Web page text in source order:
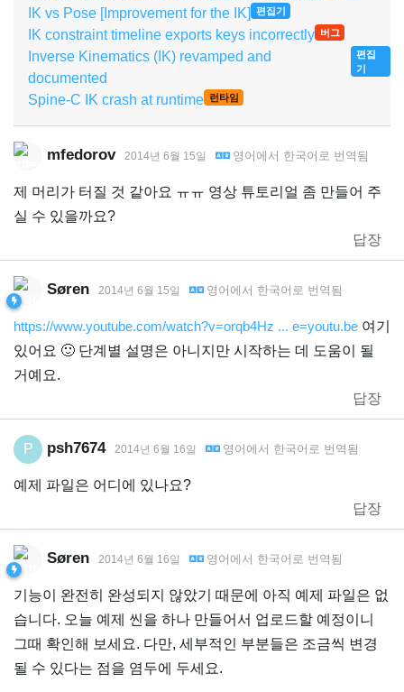
IK vs Pose [Improvement for the IK] 편집기
IK constraint timeline exports keys incorrectly 버그
Inverse Kinematics (IK) revamped and
documented
편집
기
Spine-C IK crash at runtime 런타임
mfedorov 2014년 6월 15일 영어 에서 한국어 로 번역됨
제 머리가 터질 것 같아요 ㅠㅠ 영상 튜토리얼 좀 만들어 주
실 수 있을까요?
답장
Søren 2014년 6월 15일 영어 에서 한국어 로 번역됨
https://www.youtube.com/watch?v=orqb4Hz ... e=youtu.be 여기
있어요 🙂 단계별 설명은 아니지만 시작하는 데 도움이 될
거예요.
답장
P psh7674 2014년 6월 16일 영어 에서 한국어 로 번역됨
예제 파일은 어디에 있나요?
답장
Søren 2014년 6월 16일 영어 에서 한국어 로 번역됨
기능이 완전히 완성되지 않았기 때문에 아직 예제 파일은 없
습니다. 오늘 예제 씬을 하나 만들어서 업로드할 예정이니
그때 확인해 보세요. 다만, 세부적인 부분들은 조금씩 변경
될 수 있다는 점을 염두에 두세요.